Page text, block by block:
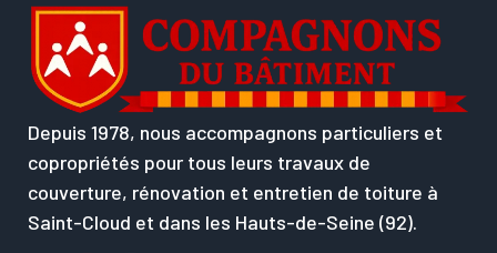
Depuis 1978, nous accompagnons particuliers et
copropriétés pour tous leurs travaux de
couverture, rénovation et entretien de toiture à
Saint-Cloud et dans les Hauts-de-Seine (92).